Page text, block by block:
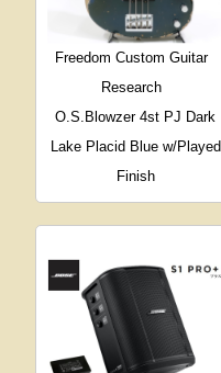
Freedom Custom Guitar
Research
O.S.Blowzer 4st PJ Dark
Lake Placid Blue w/Played
Finish